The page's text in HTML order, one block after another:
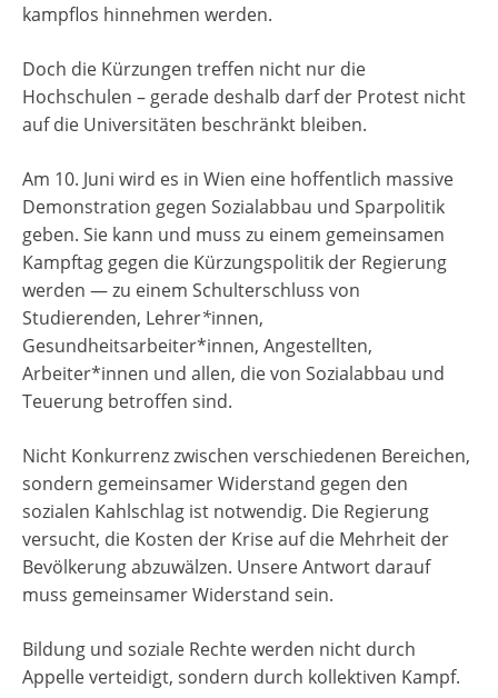
kampflos hinnehmen werden.
Doch die Kürzungen treffen nicht nur die
Hochschulen – gerade deshalb darf der Protest nicht
auf die Universitäten beschränkt bleiben.
Am 10. Juni wird es in Wien eine hoffentlich massive
Demonstration gegen Sozialabbau und Sparpolitik
geben. Sie kann und muss zu einem gemeinsamen
Kampftag gegen die Kürzungspolitik der Regierung
werden — zu einem Schulterschluss von
Studierenden, Lehrer*innen,
Gesundheitsarbeiter*innen, Angestellten,
Arbeiter*innen und allen, die von Sozialabbau und
Teuerung betroffen sind.
Nicht Konkurrenz zwischen verschiedenen Bereichen,
sondern gemeinsamer Widerstand gegen den
sozialen Kahlschlag ist notwendig. Die Regierung
versucht, die Kosten der Krise auf die Mehrheit der
Bevölkerung abzuwälzen. Unsere Antwort darauf
muss gemeinsamer Widerstand sein.
Bildung und soziale Rechte werden nicht durch
Appelle verteidigt, sondern durch kollektiven Kampf.